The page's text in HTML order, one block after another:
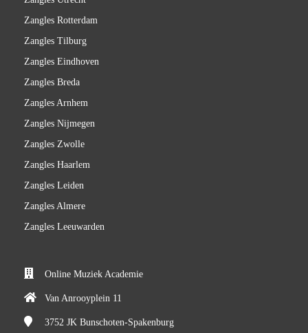
Zangles Rotterdam
Zangles Tilburg
Zangles Eindhoven
Zangles Breda
Zangles Arnhem
Zangles Nijmegen
Zangles Zwolle
Zangles Haarlem
Zangles Leiden
Zangles Almere
Zangles Leeuwarden
Online Muziek Academie
Van Anrooyplein 11
3752 JK Bunschoten-Spakenburg